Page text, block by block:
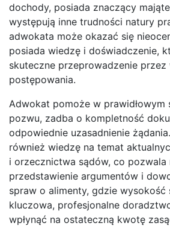
dochody, posiada znaczący
występują inne trudności natury
adwokata może okazać się
posiada wiedzę i doświadczenie,
skuteczne przeprowadzenie
postępowania.
Adwokat pomoże w prawidłowym
pozwu, zadba o kompletność
odpowiednie uzasadnienie
również wiedzę na temat
i orzecznictwa sądów, co pozwala
przedstawienie argumentów i
spraw o alimenty, gdzie wysokość
kluczowa, profesjonalne
wpłynąć na ostateczną kwotę